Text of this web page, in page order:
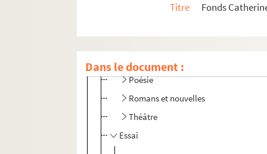
Titre
Fonds
Dans le document :
Œuvres
Poésie
Romans et nouvelles
Théâtre
Essai